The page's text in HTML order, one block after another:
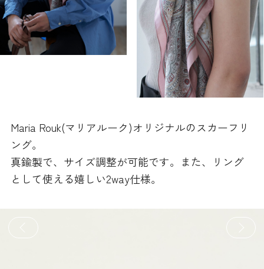
Maria Rouk(マリアルーク)オリジナルのスカーフリ
ング。
真鍮製で、サイズ調整が可能です。また、リング
として使える嬉しい2way仕様。